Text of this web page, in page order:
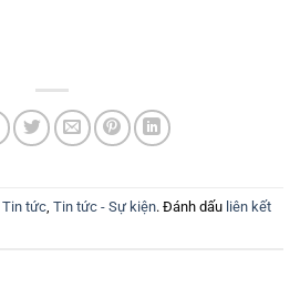
Tin tức Tin tức - Sự kiện. Đánh dấu liên kết